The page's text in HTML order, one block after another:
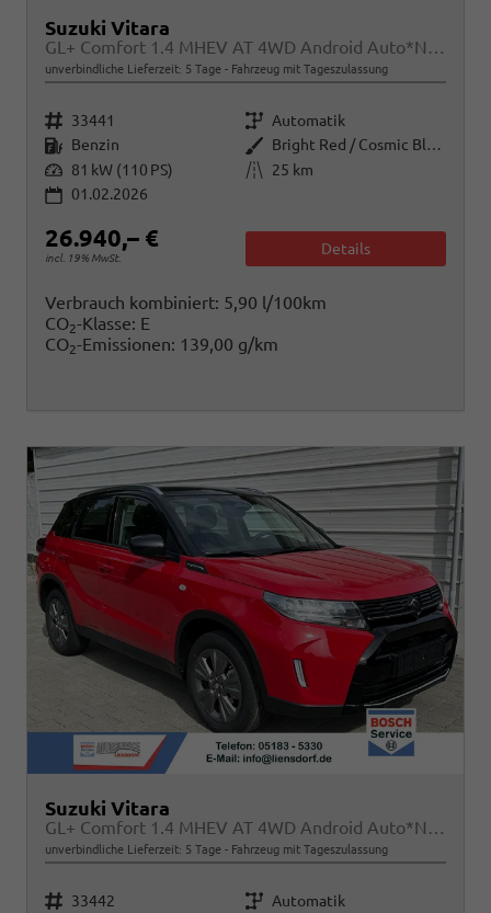
Suzuki Vitara
GL+ Comfort 1.4 MHEV AT 4WD Android Auto*Navi*SHZ*ACC*Kamera*Klimauto*LED*PrivacyGlas
unverbindliche Lieferzeit: 5 Tage Fahrzeug mit Tageszulassung
Fahrzeugnr. 33441 Getriebe Automatik
Kraftstoff Benzin Außenfarbe
Bright Red / Cosmic Black Pearl Metallic
Leistung 81 kW (110 PS) Kilometerstand
25 km
01.02.2026
26.940,– €
incl. 19% MwSt.
Details
Verbrauch kombiniert: 5,90 l/100km
CO2-Klasse: E
CO2-Emissionen: 139,00 g/km
Suzuki Vitara
GL+ Comfort 1.4 MHEV AT 4WD Android Auto*Navi*SHZ*ACC*Kamera*Klimauto*LED*PrivacyGlas
unverbindliche Lieferzeit: 5 Tage Fahrzeug mit Tageszulassung
Fahrzeugnr. 33442 Getriebe Automatik